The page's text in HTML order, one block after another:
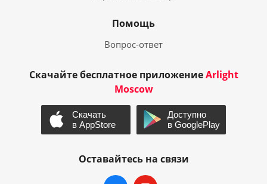
Помощь
Вопрос-ответ
Скачайте бесплатное приложениеArlight
Moscow
Оставайтесь на связи